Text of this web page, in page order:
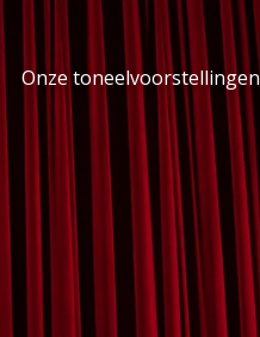
Onze toneelvoorstellingen